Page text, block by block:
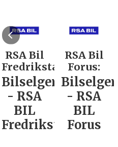
RSA Bil
Fredrikstad:
Bilselger
- RSA
BIL
Fredrikstad
RSA Bil
Forus:
Bilselger
- RSA
BIL
Forus